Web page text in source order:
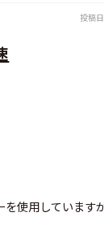
投稿日
を使用しています